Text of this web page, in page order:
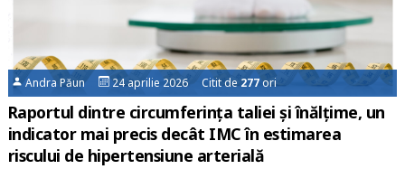
Andra Păun 24 aprilie 2026 Citit de 277ori
Raportul dintre circumferința taliei și înălțime, un
indicator mai precis decât IMC în estimarea
riscului de hipertensiune arterială